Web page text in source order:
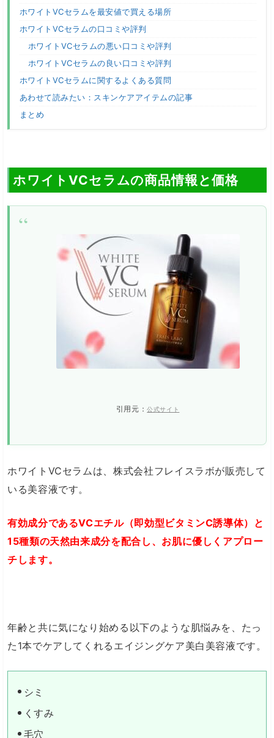
ホワイトVCセラムを最安値で買える場所
ホワイトVCセラムの口コミや評判
ホワイトVCセラムの悪い口コミや評判
ホワイトVCセラムの良い口コミや評判
ホワイトVCセラムに関するよくある質問
あわせて読みたい：スキンケアアイテムの記事
まとめ
ホワイトVCセラムの商品情報と価格
引用元：公式サイト
ホワイトVCセラムは、株式会社フレイスラボが販売して
いる美容液です。
有効成分であるVCエチル（即効型ビタミンC誘導体）と
15種類の天然由来成分を配合し、お肌に優しくアプロー
チします。
年齢と共に気になり始める以下のような肌悩みを、たっ
た1本でケアしてくれるエイジングケア美白美容液です。
シミ
くすみ
毛穴